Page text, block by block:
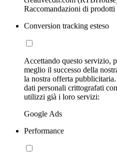
Raccomandazioni di
Conversion tracking esteso
Accettando questo servizio,
meglio il successo della
la nostra offerta
dati personali crittografati
utilizzi già i loro servizi:
Google Ads
Performance